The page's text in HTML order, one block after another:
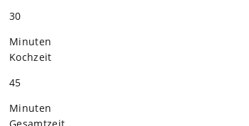
30
Minu­ten
Koch­zeit
45
Minu­ten